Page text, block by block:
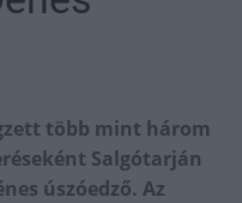
több mint három
Salgótarján
úszóedző. Az